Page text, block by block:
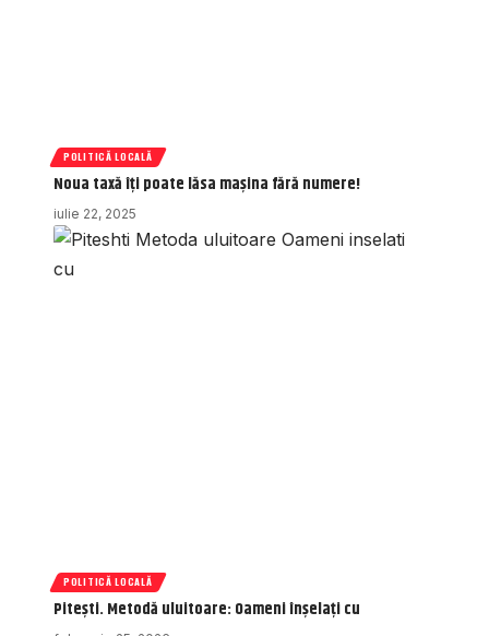
POLITICĂ LOCALĂ
Noua taxă îți poate lăsa mașina fără numere!
iulie 22, 2025
POLITICĂ LOCALĂ
Pitești. Metodă uluitoare: Oameni înșelați cu